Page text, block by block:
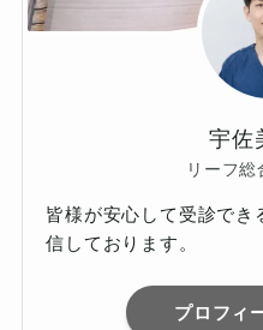
宇佐
リーフ
皆様が安心して受診でき
信しております。
プロフィ